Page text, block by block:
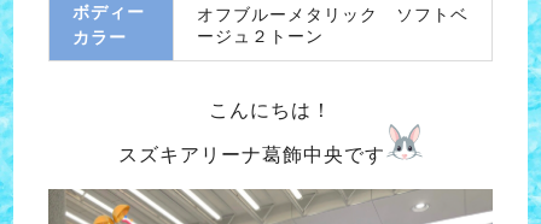
ボディー
カラー
オフブルーメタリック ソフトベ
ージュ２トーン
こんにちは！
スズキアリーナ葛飾中央です